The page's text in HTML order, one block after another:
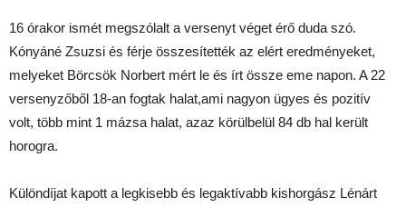
16 órakor ismét megszólalt a versenyt véget érő duda szó.
Kónyáné Zsuzsi és férje összesítették az elért eredményeket,
melyeket Börcsök Norbert mért le és írt össze eme napon. A 22
versenyzőből 18-an fogtak halat,ami nagyon ügyes és pozitív
volt, több mint 1 mázsa halat, azaz körülbelül 84 db hal került
horogra.
Különdíjat kapott a legkisebb és legaktívabb kishorgász Lénárt